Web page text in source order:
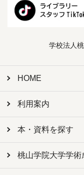
学校法人
HOME
利用案内
本・資料を探す
桃山学院大学学術